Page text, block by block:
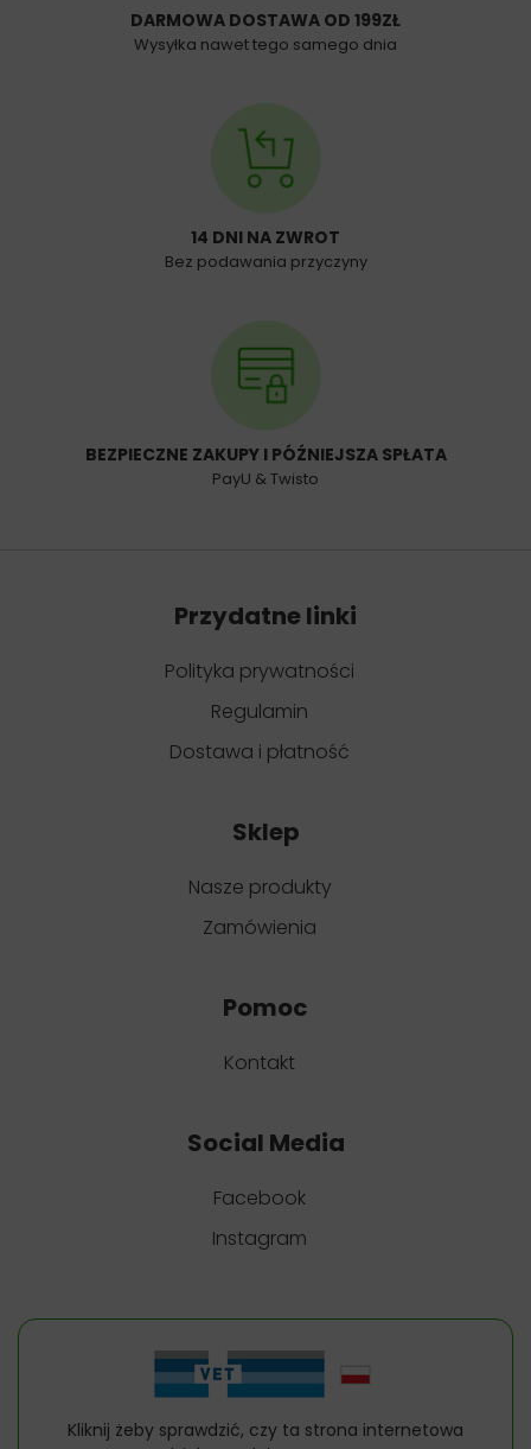
DARMOWA DOSTAWA OD 199ZŁ
Wysyłka nawet tego samego dnia
14 DNI NA ZWROT
Bez podawania przyczyny
BEZPIECZNE ZAKUPY I PÓŹNIEJSZA SPŁATA
PayU & Twisto
Przydatne linki
Polityka prywatności
Regulamin
Dostawa i płatność
Sklep
Nasze produkty
Zamówienia
Pomoc
Kontakt
Social Media
Facebook
Instagram
Kliknij żeby sprawdzić, czy ta strona internetowa